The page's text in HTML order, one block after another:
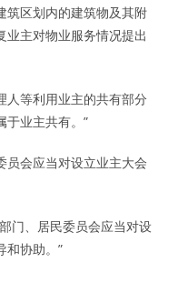
筑区划内的建筑物及其附
业主对物业服务情况提出
人等利用业主的共有部分
于业主共有。”
员会应当对设立业主大会
门、居民委员会应当对设
和协助。”